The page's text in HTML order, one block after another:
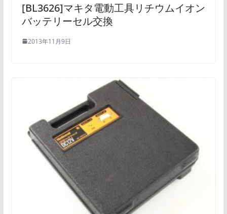
[BL3626]マキタ電動工具リチウムイオン
バッテリーセル交換
2013年11月9日